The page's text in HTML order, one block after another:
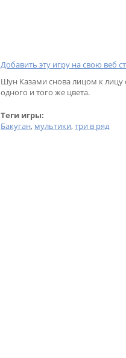
Добавить эту игру на свою веб
Шун Казами снова лицом к лицу
одного и того же цвета.
Теги игры:
Бакуган, мультики,три в ряд